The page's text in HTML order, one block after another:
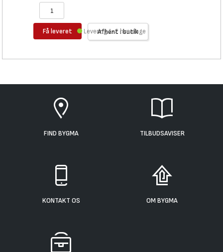
Få leveret Afhent i butik
Levering 1-2 hverdage
FIND BYGMA TILBUDSAVISER
KONTAKT OS OM BYGMA